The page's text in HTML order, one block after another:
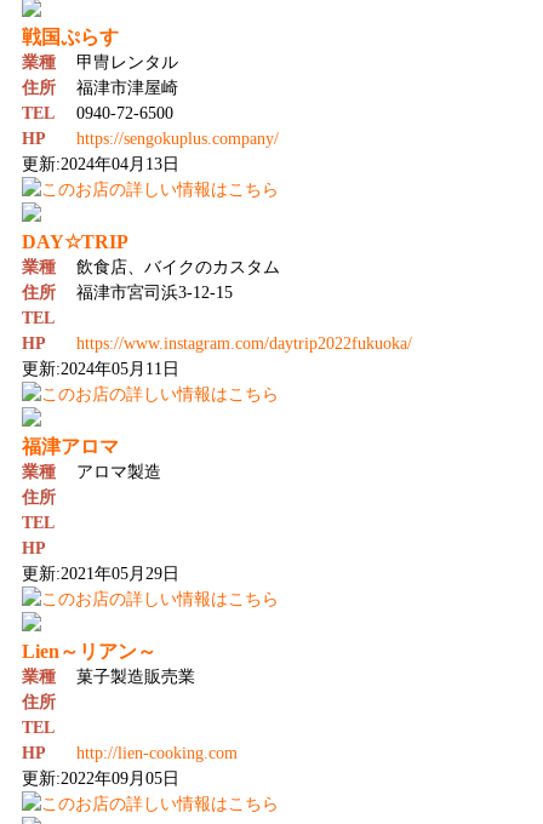
戦国ぷらす
業種
甲冑レンタル
住所
福津市津屋崎
TEL
0940-72-6500
HP
https://sengokuplus.company/
更新:2024年04月13日
DAY☆TRIP
業種
飲食店、バイクのカスタム
住所
福津市宮司浜3-12-15
TEL
HP
https://www.instagram.com/daytrip2022fukuoka/
更新:2024年05月11日
福津アロマ
業種
アロマ製造
住所
TEL
HP
更新:2021年05月29日
Lien～リアン～
業種
菓子製造販売業
住所
TEL
HP
http://lien-cooking.com
更新:2022年09月05日